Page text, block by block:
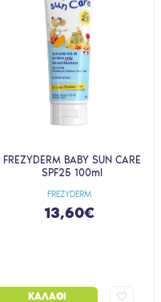
FREZYDERM
FREZYDERM BABY SUN CARE
SPF25 100ml
13,60€
ΚΑΛΆΘΙ